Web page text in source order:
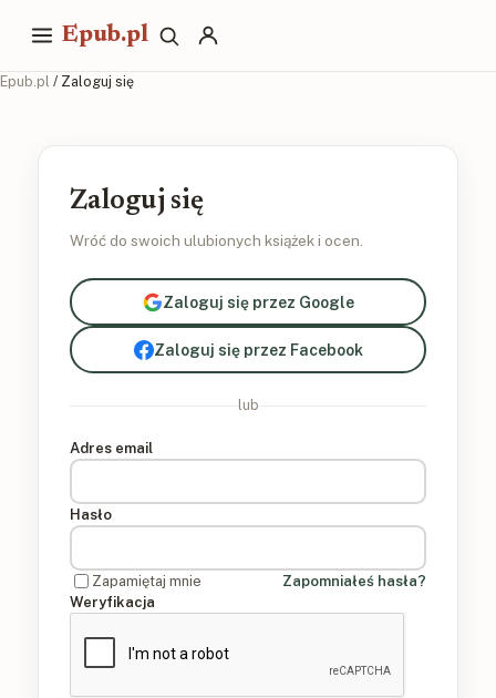
Epub.pl
Epub.pl / Zaloguj się
Zaloguj się
Wróć do swoich ulubionych książek i ocen.
Zaloguj się przez Google
Zaloguj się przez Facebook
lub
Adres email
Hasło
Zapamiętaj mnie
Zapomniałeś hasła?
Weryfikacja